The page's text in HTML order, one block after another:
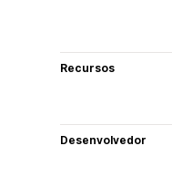
Recursos
Desenvolvedor